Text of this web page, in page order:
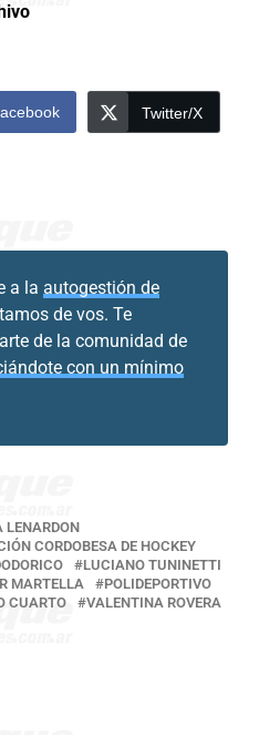
Twitter/X
a la autogestión de
de vos. Te
de la comunidad de
con un mínimo
LENARDON
CORDOBESA DE HOCKEY
LUCIANO TUNINETTI
MARTELLA
POLIDEPORTIVO
CUARTO
VALENTINA ROVERA